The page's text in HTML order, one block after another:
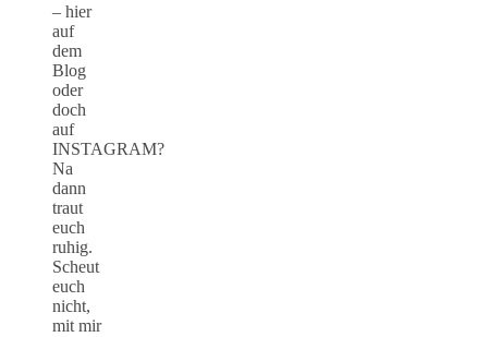
– hier
auf
dem
Blog
oder
doch
auf
INSTAGRAM?
Na
dann
traut
euch
ruhig.
Scheut
euch
nicht,
mit mir